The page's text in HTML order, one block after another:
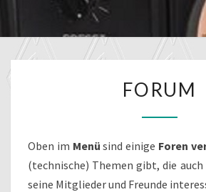
FORUM
Oben im Menü sind einige Foren
(technische) Themen gibt, die
seine Mitglieder und Freunde